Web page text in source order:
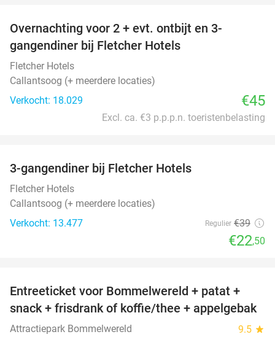
Overnachting voor 2 + evt. ontbijt en 3-
gangendiner bij Fletcher Hotels
Fletcher Hotels
Callantsoog (+ meerdere locaties)
Verkocht: 18.029
€45
Excl. ca. €3 p.p.p.n. toeristenbelasting
3-gangendiner bij Fletcher Hotels
Fletcher Hotels
Callantsoog (+ meerdere locaties)
Verkocht: 13.477
Regulier €39
€22,50
23%
Entreeticket voor Bommelwereld + patat +
snack + frisdrank of koffie/thee + appelgebak
Attractiepark Bommelwereld 9.5 star